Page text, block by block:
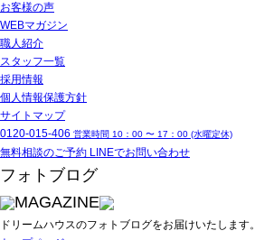
お客様の声
WEBマガジン
職人紹介
スタッフ一覧
採用情報
個人情報保護方針
サイトマップ
0120-015-406 営業時間 10：00 〜 17：00 (水曜定休)
無料相談のご予約 LINEでお問い合わせ
フォトブログ
MAGAZINE
ドリームハウスのフォトブログをお届けいたします。